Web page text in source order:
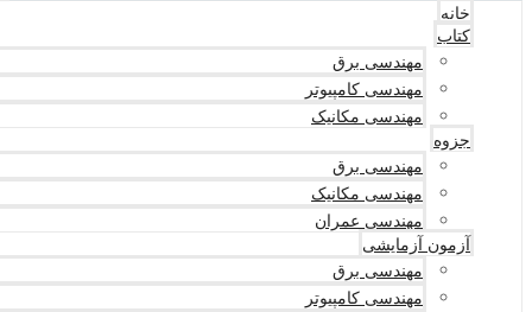
خانه
کتاب
مهندسی برق
مهندسی کامپیوتر
مهندسی مکانیک
جزوه
مهندسی برق
مهندسی مکانیک
مهندسی عمران
آزمون آزمایشی
مهندسی برق
مهندسی کامپیوتر